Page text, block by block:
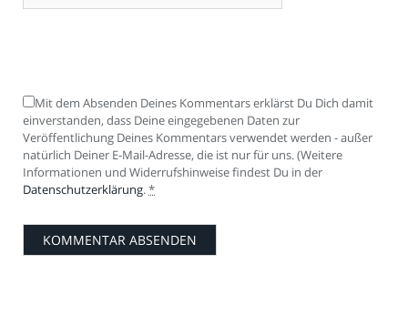
Mit dem Absenden Deines Kommentars erklärst Du Dich damit
einverstanden, dass Deine eingegebenen Daten zur
Veröffentlichung Deines Kommentars verwendet werden - außer
natürlich Deiner E-Mail-Adresse, die ist nur für uns. (Weitere
Informationen und Widerrufshinweise findest Du in der
Datenschutzerklärung.*